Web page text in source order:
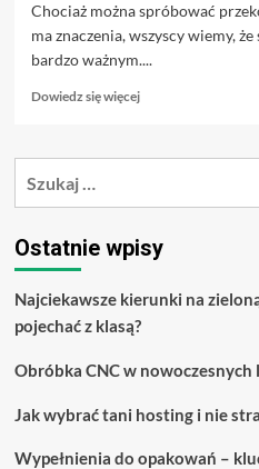
Chociaż można spróbować
ma znaczenia, wszyscy wiemy,
bardzo ważnym....
Dowiedz się więcejDowiedz
o
by
pozostać
Oto,
co
wiedzieć
Ostatnie wpisy
Najciekawsze kierunki na
pojechać z klasą?
Obróbka CNC w
Jak wybrać tani hosting i nie
Wypełnienia do opakowań –